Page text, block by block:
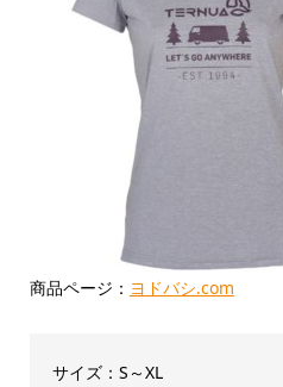
商品ページ： ヨドバシ.com
サイズ：S～XL